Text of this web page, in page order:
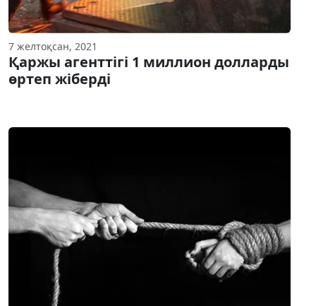
7 желтоқсан, 2021
Қаржы агенттігі 1 миллион долларды
өртеп жіберді